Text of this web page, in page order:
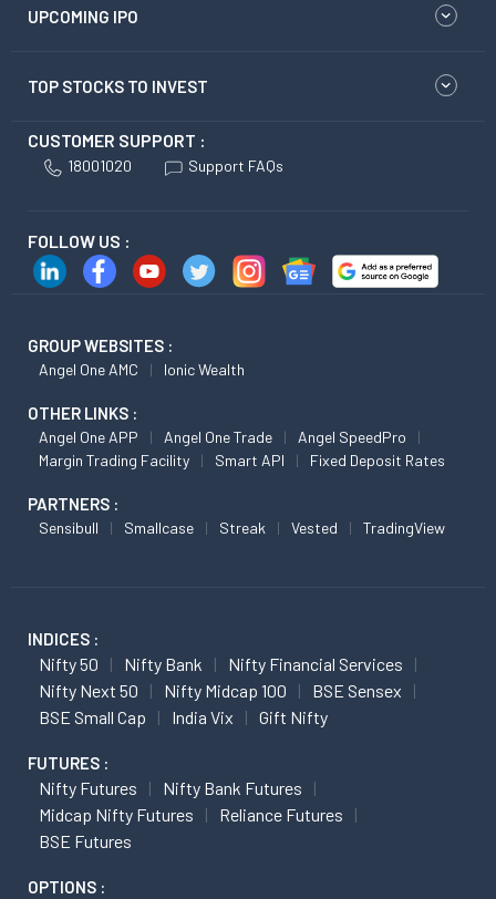
UPCOMING IPO
TOP STOCKS TO INVEST
CUSTOMER SUPPORT :
18001020 Support FAQs
FOLLOW US :
GROUP WEBSITES :
Angel One AMC Ionic Wealth
OTHER LINKS :
Angel One APP Angel One Trade
Angel SpeedPro
Margin Trading Facility
Smart API Fixed Deposit Rates
PARTNERS :
Sensibull Smallcase Streak Vested TradingView
INDICES :
Nifty 50 Nifty Bank
Nifty Financial Services
Nifty Next 50
Nifty Midcap 100
BSE Sensex
BSE Small Cap
India Vix Gift Nifty
FUTURES :
Nifty Futures
Nifty Bank Futures
Midcap Nifty Futures
Reliance Futures
BSE Futures
OPTIONS :